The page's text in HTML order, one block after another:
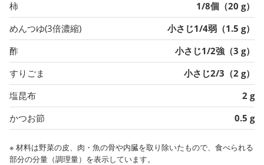
柿
1/8個（20 g）
めんつゆ(3倍濃縮)
小さじ1/4弱（1.5 g）
酢
小さじ1/2強（3 g）
すりごま
小さじ2/3（2 g）
塩昆布
2 g
かつお節
0.5 g
※ 材料は野菜の皮、肉・魚の骨や内臓を取り除いたもので、食べられる
部分の分量（調理量）を表示しています。